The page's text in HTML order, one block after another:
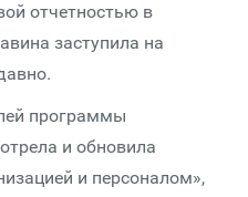
отчетностью в
заступила на
программы
и обновила
и персоналом»,